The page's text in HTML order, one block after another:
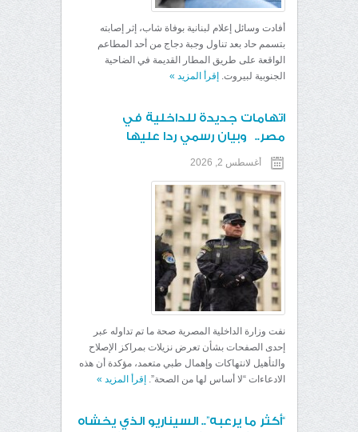
أفادت وسائل إعلام لبنانية بوفاة شاب، إثر إصابته
بتسمم حاد بعد تناول وجبة دجاج من أحد المطاعم
الواقعة على طريق المطار القديمة في الضاحية
الجنوبية لبيروت. إقرأ المزيد »
اتهامات جديدة للداخلية في
مصر.. وبيان رسمي ردا عليها
أغسطس 2, 2026
نفت وزارة الداخلية المصرية صحة ما تم تداوله عبر
إحدى الصفحات بشأن تعرض نزيلات بمراكز الإصلاح
والتأهيل لانتهاكات وإهمال طبي متعمد، مؤكدة أن هذه
الادعاءات “لا أساس لها من الصحة”. إقرأ المزيد »
“أكثر ما يرعبه”.. السيناريو الذي يخشاه